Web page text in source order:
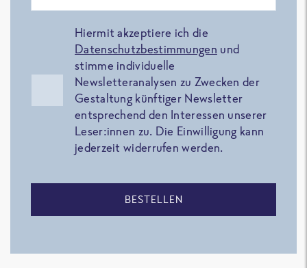
Hiermit akzeptiere ich die
Datenschutzbestimmungen und
stimme individuelle
Newsletteranalysen zu Zwecken der
Gestaltung künftiger Newsletter
entsprechend den Interessen unserer
Leser:innen zu. Die Einwilligung kann
jederzeit widerrufen werden.
BESTELLEN